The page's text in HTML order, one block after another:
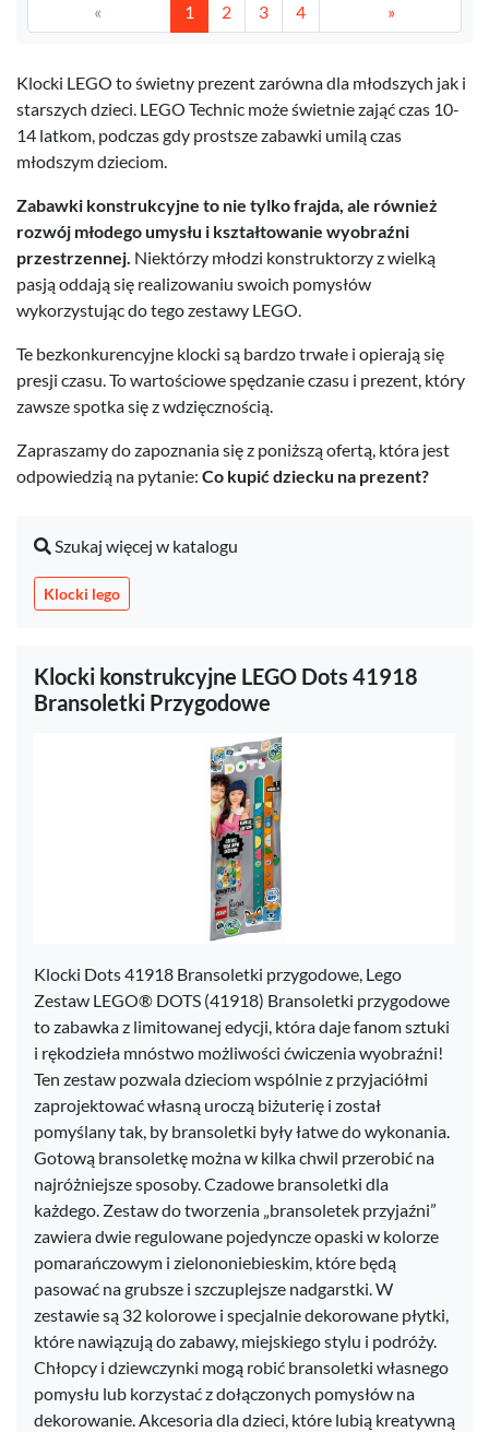
« 1 2 3 4 »
Klocki LEGO to świetny prezent zarówna dla młodszych jak i
starszych dzieci. LEGO Technic może świetnie zająć czas 10-
14 latkom, podczas gdy prostsze zabawki umilą czas
młodszym dzieciom.
Zabawki konstrukcyjne to nie tylko frajda, ale również
rozwój młodego umysłu i kształtowanie wyobraźni
przestrzennej. Niektórzy młodzi konstruktorzy z wielką
pasją oddają się realizowaniu swoich pomysłów
wykorzystując do tego zestawy LEGO.
Te bezkonkurencyjne klocki są bardzo trwałe i opierają się
presji czasu. To wartościowe spędzanie czasu i prezent, który
zawsze spotka się z wdzięcznością.
Zapraszamy do zapoznania się z poniższą ofertą, która jest
odpowiedzią na pytanie: Co kupić dziecku na prezent?
Szukaj więcej w katalogu
Klocki lego
Klocki konstrukcyjne LEGO Dots 41918
Bransoletki Przygodowe
Klocki Dots 41918 Bransoletki przygodowe, Lego
Zestaw LEGO® DOTS (41918) Bransoletki przygodowe
to zabawka z limitowanej edycji, która daje fanom sztuki
i rękodzieła mnóstwo możliwości ćwiczenia wyobraźni!
Ten zestaw pozwala dzieciom wspólnie z przyjaciółmi
zaprojektować własną uroczą biżuterię i został
pomyślany tak, by bransoletki były łatwe do wykonania.
Gotową bransoletkę można w kilka chwil przerobić na
najróżniejsze sposoby. Czadowe bransoletki dla
każdego. Zestaw do tworzenia „bransoletek przyjaźni”
zawiera dwie regulowane pojedyncze opaski w kolorze
pomarańczowym i zielononiebieskim, które będą
pasować na grubsze i szczuplejsze nadgarstki. W
zestawie są 32 kolorowe i specjalnie dekorowane płytki,
które nawiązują do zabawy, miejskiego stylu i podróży.
Chłopcy i dziewczynki mogą robić bransoletki własnego
pomysłu lub korzystać z dołączonych pomysłów na
dekorowanie. Akcesoria dla dzieci, które lubią kreatywną